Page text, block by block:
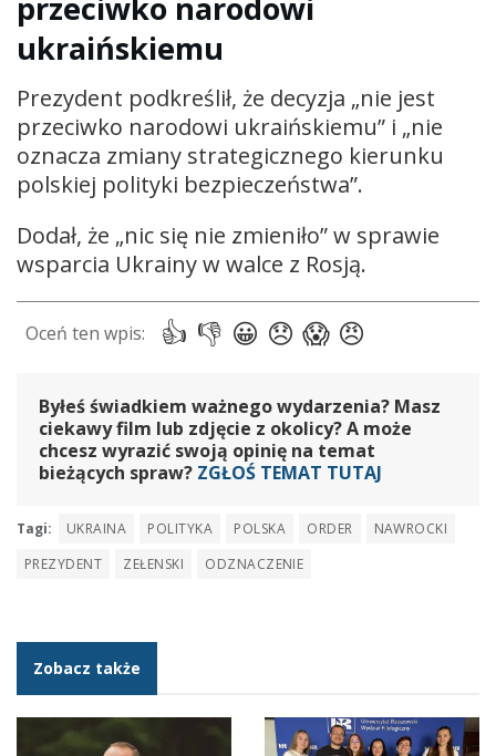
przeciwko narodowi
ukraińskiemu
Prezydent podkreślił, że decyzja „nie jest
przeciwko narodowi ukraińskiemu” i „nie
oznacza zmiany strategicznego kierunku
polskiej polityki bezpieczeństwa”.
Dodał, że „nic się nie zmieniło” w sprawie
wsparcia Ukrainy w walce z Rosją.
Byłeś świadkiem ważnego wydarzenia? Masz
ciekawy film lub zdjęcie z okolicy? A może
chcesz wyrazić swoją opinię na temat
bieżących spraw? ZGŁOŚ TEMAT TUTAJ
Tagi: UKRAINA POLITYKA POLSKA ORDER
NAWROCKI
PREZYDENT
ZEŁENSKI ODZNACZENIE
Zobacz także